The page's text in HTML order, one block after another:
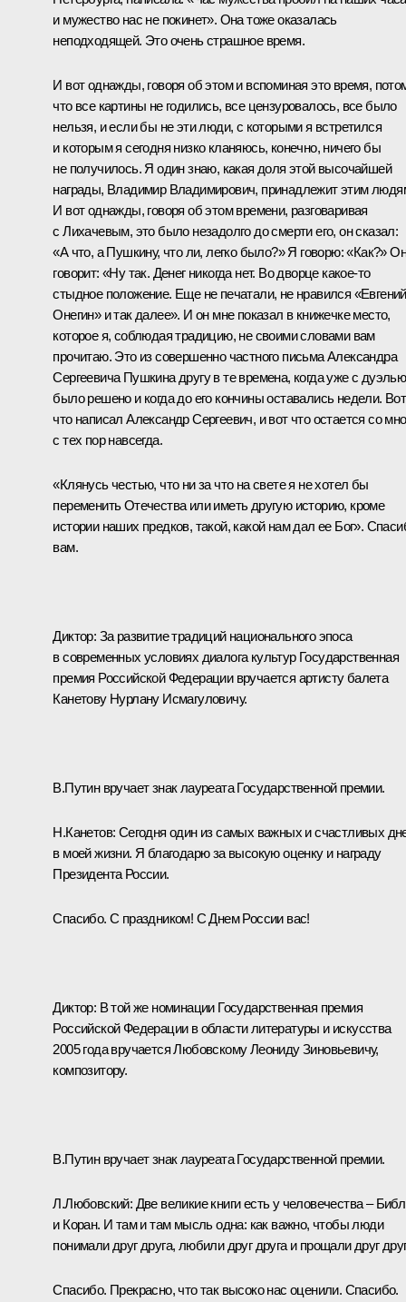
и мужество нас не покинет». Она тоже оказалась
неподходящей. Это очень страшное время.
И вот однажды, говоря об этом и вспоминая это время,
что все картины не годились, все цензуровалось, все было
нельзя, и если бы не эти люди, с которыми я встретился
и которым я сегодня низко кланяюсь, конечно, ничего бы
не получилось. Я один знаю, какая доля этой высочайшей
награды, Владимир Владимирович, принадлежит этим
И вот однажды, говоря об этом времени, разговаривая
с Лихачевым, это было незадолго до смерти его, он сказал:
«А что, а Пушкину, что ли, легко было?» Я говорю: «Как?» Он
говорит: «Ну так. Денег никогда нет. Во дворце какое‑то
стыдное положение. Еще не печатали, не нравился «Евгений
Онегин» и так далее». И он мне показал в книжечке место,
которое я, соблюдая традицию, не своими словами вам
прочитаю. Это из совершенно частного письма Александра
Сергеевича Пушкина другу в те времена, когда уже с дуэлью
было решено и когда до его кончины оставались недели. Вот
что написал Александр Сергеевич, и вот что остается со
с тех пор навсегда.
«Клянусь честью, что ни за что на свете я не хотел бы
переменить Отечества или иметь другую историю, кроме
истории наших предков, такой, какой нам дал ее Бог».
вам.
Диктор: За развитие традиций национального эпоса
в современных условиях диалога культур Государственная
премия Российской Федерации вручается артисту балета
Канетову Нурлану Исмагуловичу.
В.Путин вручает знак лауреата Государственной премии.
Н.Канетов: Сегодня один из самых важных и счастливых
в моей жизни. Я благодарю за высокую оценку и награду
Президента России.
Спасибо. С праздником! С Днем России вас!
Диктор: В той же номинации Государственная премия
Российской Федерации в области литературы и искусства
2005 года вручается Любовскому Леониду Зиновьевичу,
композитору.
В.Путин вручает знак лауреата Государственной премии.
Л.Любовский: Две великие книги есть у человечества –
и Коран. И там и там мысль одна: как важно, чтобы люди
понимали друг друга, любили друг друга и прощали друг
Спасибо. Прекрасно, что так высоко нас оценили. Спасибо.